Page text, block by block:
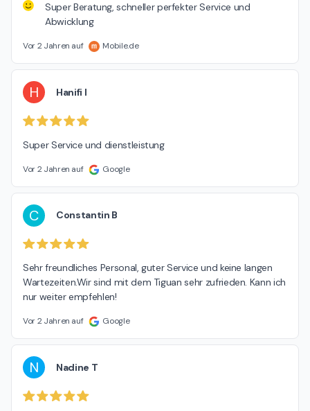
Super Beratung, schneller perfekter Service und
Abwicklung
Vor 2 Jahren auf Mobile.de
H Hanifi I
Super Service und dienstleistung
Vor 2 Jahren auf Google
C Constantin B
Sehr freundliches Personal, guter Service und keine langen
Wartezeiten.Wir sind mit dem Tiguan sehr zufrieden. Kann ich
nur weiter empfehlen!
Vor 2 Jahren auf Google
N Nadine T